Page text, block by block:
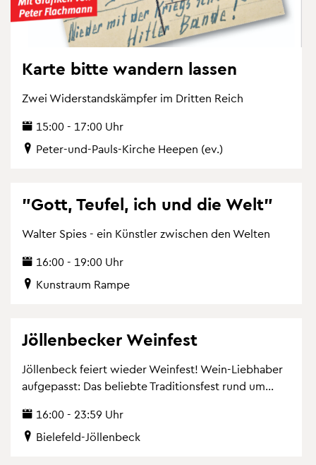
Karte bitte wan­dern las­sen
Zwei Wi­der­stands­kämp­fer im Drit­ten Reich
15:00 - 17:00 Uhr
Peter-und-Pauls-Kir­che Hee­pen (ev.)
"Gott, Teu­fel, ich und die Welt"
Wal­ter Spies - ein Künst­ler zwi­schen den Wel­ten
16:00 - 19:00 Uhr
Kunst­raum Rampe
Jöl­len­be­cker Wein­fest
Jöl­len­beck fei­ert wie­der Wein­fest! Wein-Lieb­ha­ber
auf­ge­passt: Das be­lieb­te Tra­di­ti­ons­fest rund um...
16:00 - 23:59 Uhr
Bie­le­feld-Jöl­len­beck